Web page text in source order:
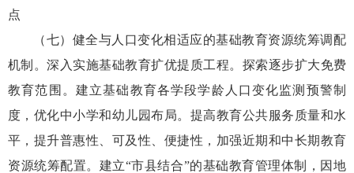
点
（七）健全与人口变化相适应的基础教育资源统筹调配
机制。深入实施基础教育扩优提质工程。探索逐步扩大免费
教育范围。建立基础教育各学段学龄人口变化监测预警制
度，优化中小学和幼儿园布局。提高教育公共服务质量和水
平，提升普惠性、可及性、便捷性，加强近期和中长期教育
资源统筹配置。建立“市县结合”的基础教育管理体制，因地